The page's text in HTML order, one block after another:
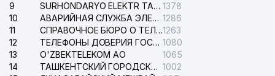
9
SURHONDARYO ELEKTR TARMOKLARI АО 1378
10
АВАРИЙНАЯ СЛУЖБА ЭЛЕКТРОСЕТИ ТАШКЕНТСКОГО РАЙОНА 1286
11
СПРАВОЧНОЕ БЮРО О ТЕЛЕФОНАХ ОРГАНИЗАЦИЙ г. ТАШКЕНТА1263
12
ТЕЛЕФОНЫ ДОВЕРИЯ ГОСУДАРСТВЕННОГО ЦЕНТРА ТЕСТИРОВАНИЯ 1080
13
O'ZBEKTELEKOM АО
1065
14
ТАШКЕНТСКИЙ ГОРОДСКОЙ СУД ПО ГРАЖДАНСКИМ ДЕЛАМ 1002